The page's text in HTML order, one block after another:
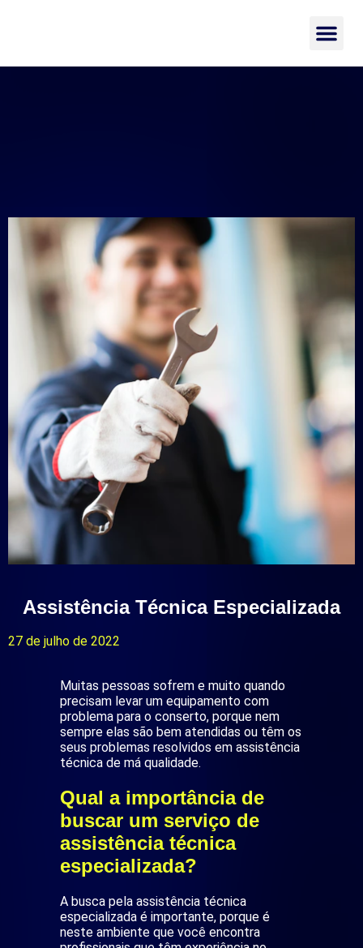
Assistência Técnica Especializada
27 de julho de 2022
Muitas pessoas sofrem e muito quando
precisam levar um equipamento com
problema para o conserto, porque nem
sempre elas são bem atendidas ou têm os
seus problemas resolvidos em assistência
técnica de má qualidade.
Qual a importância de
buscar um serviço de
assistência técnica
especializada?
A busca pela assistência técnica
especializada é importante, porque é
neste ambiente que você encontra